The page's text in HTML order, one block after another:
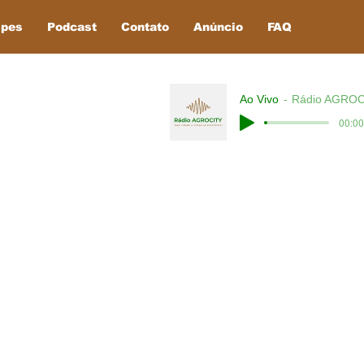
Podcast Contato Anúncio FAQ
Ao Vivo Rádio